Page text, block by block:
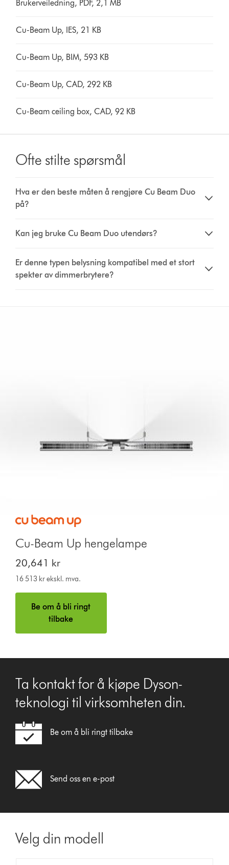
Brukerveiledning, PDF, 2,1 MB
Cu-Beam Up, IES, 21 KB
Cu-Beam Up, BIM, 593 KB
Cu-Beam Up, CAD, 292 KB
Cu-Beam ceiling box, CAD, 92 KB
Ofte stilte spørsmål
Hva er den beste måten å rengjøre Cu Beam Duo
på?
Kan jeg bruke Cu Beam Duo utendørs?
Er denne typen belysning kompatibel med et stort
spekter av dimmerbrytere?
Cu-Beam Up hengelampe
20,641 kr
16 513 kr ekskl. mva.
Be om å bli ringt
tilbake
Ta kontakt for å kjøpe Dyson-
teknologi til virksomheten din.
Be om å bli ringt tilbake
Send oss en e-post
Velg din modell